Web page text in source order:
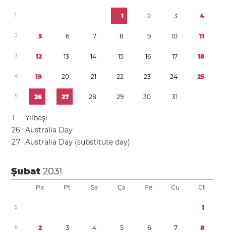
1 1 2 3 4
2 5 6 7 8 9 10 11
3 12 13 14 15 16 17 18
4 19 20 21 22 23 24 25
5 26 27 28 29 30 31
1
Yılbaşı
26
Australia Day
27 Australia Day (substitute day)
Şubat2031
Pa Pt Sa Ça Pe Cu Ct
5 1
6 2 3 4 5 6 7 8